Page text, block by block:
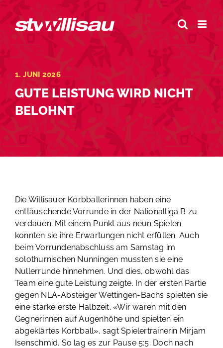
Zum
Inhalt
springen
1. JUNI 2026
GUTE LEISTUNG WIRD NICHT
BELOHNT
Die Willisauer Korbballerinnen haben eine
enttäuschende Vorrunde in der Nationalliga B zu
verdauen. Mit einem Punkt aus neun Spielen
konnten sie ihre Erwartungen nicht erfüllen. Auch
beim Vorrundenabschluss am Samstag im
solothurnischen Nunningen mussten sie eine
Nullerrunde hinnehmen. Und dies, obwohl das
Team eine gute Leistung zeigte. In der ersten Partie
gegen NLA-Absteiger Wettingen-Bachs spielten sie
eine starke erste Halbzeit. «Wir waren mit den
Gegnerinnen auf Augenhöhe und spielten ein
abgeklärtes Korbball», sagt Spielertrainerin Mirjam
Isenschmid. So lag es zur Pause 5:5. Doch nach